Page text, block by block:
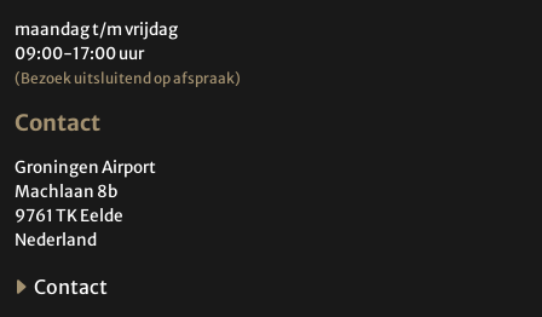
maandag t/m vrijdag
09:00-17:00 uur
(Bezoek uitsluitend op afspraak)
Contact
Groningen Airport
Machlaan 8b
9761 TK Eelde
Nederland
Contact